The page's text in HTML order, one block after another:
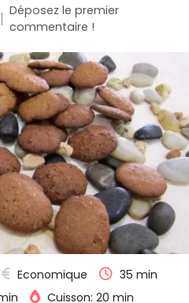
Déposez le premier
commentaire !
Economique
35 min
Cuisson: 20 min